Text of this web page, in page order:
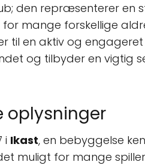
den repræsenterer
mange forskellige
til en aktiv og
og tilbyder en
oplysninger
i Ikast, en bebyggelse
muligt for mange